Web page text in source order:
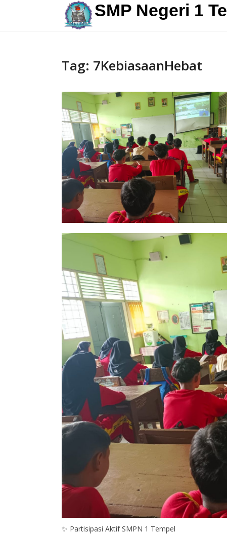
content
SMP Negeri 1
Tag: 7KebiasaanHebat
✨ Partisipasi Aktif SMPN 1 Tempel